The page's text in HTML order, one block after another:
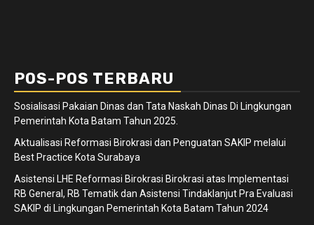
POS-POS TERBARU
Sosialisasi Pakaian Dinas dan Tata Naskah Dinas Di Lingkungan
Pemerintah Kota Batam Tahun 2025.
Aktualisasi Reformasi Birokrasi dan Penguatan SAKIP melalui
Best Practice Kota Surabaya
Asistensi LHE Reformasi Birokrasi Birokrasi atas Implementasi
RB General, RB Tematik dan Asistensi Tindaklanjut Pra Evaluasi
SAKIP di Lingkungan Pemerintah Kota Batam Tahun 2024